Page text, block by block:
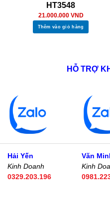
HT3548
21.000.000 VND
Thêm vào giỏ hàng
HỖ TRỢ
Hải Yến
Kinh Doanh
0329.203.196
Văn
Kinh